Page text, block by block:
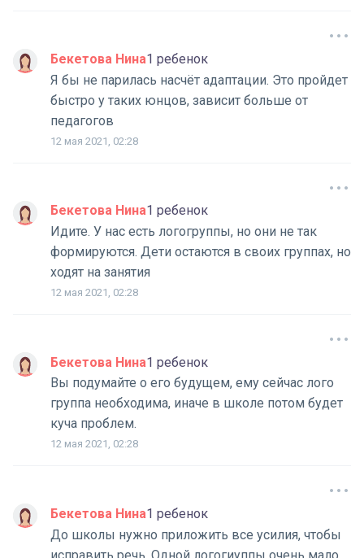
Бекетова Нина1 ребенок
Я бы не парилась насчёт адаптации. Это пройдет
быстро у таких юнцов, зависит больше от
педагогов
12 мая 2021, 02:28
Бекетова Нина1 ребенок
Идите. У нас есть логогруппы, но они не так
формируются. Дети остаются в своих группах, но
ходят на занятия
12 мая 2021, 02:28
Бекетова Нина1 ребенок
Вы подумайте о его будущем, ему сейчас лого
группа необходима, иначе в школе потом будет
куча проблем.
12 мая 2021, 02:28
Бекетова Нина1 ребенок
До школы нужно приложить все усилия, чтобы
исправить речь. Одной логогиуппы очень мало.